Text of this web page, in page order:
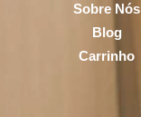
Sobre Nós
Blog
Carrinho